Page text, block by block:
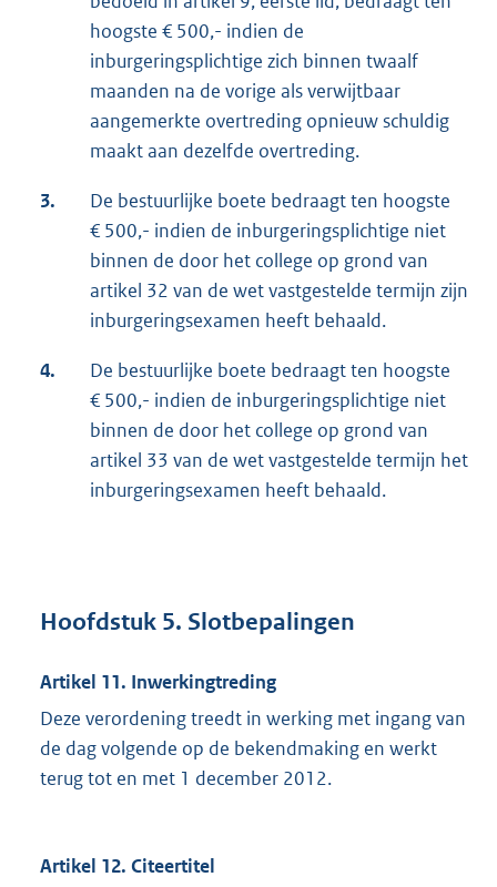
hoogste € 500,- indien de
inburgeringsplichtige zich binnen twaalf
maanden na de vorige als verwijtbaar
aangemerkte overtreding opnieuw schuldig
maakt aan dezelfde overtreding.
3.
De bestuurlijke boete bedraagt ten hoogste
€ 500,- indien de inburgeringsplichtige niet
binnen de door het college op grond van
artikel 32 van de wet vastgestelde termijn zijn
inburgeringsexamen heeft behaald.
4.
De bestuurlijke boete bedraagt ten hoogste
€ 500,- indien de inburgeringsplichtige niet
binnen de door het college op grond van
artikel 33 van de wet vastgestelde termijn het
inburgeringsexamen heeft behaald.
Hoofdstuk 5. Slotbepalingen
Artikel 11. Inwerkingtreding
Deze verordening treedt in werking met ingang van
de dag volgende op de bekendmaking en werkt
terug tot en met 1 december 2012.
Artikel 12. Citeertitel